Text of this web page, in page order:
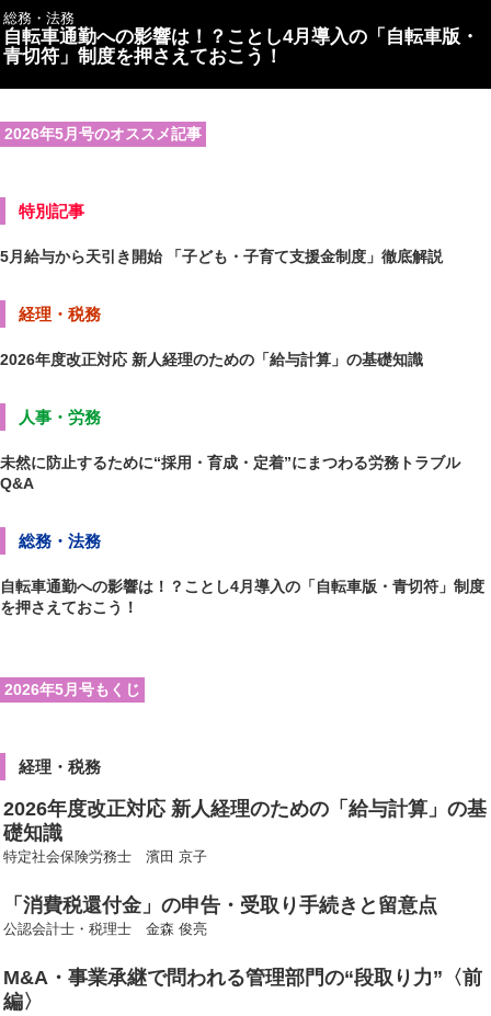
総務・法務
自転車通勤への影響は！？ことし4月導入の「自転車版・
青切符」制度を押さえておこう！
2026年5月号のオススメ記事
特別記事
5月給与から天引き開始 「子ども・子育て支援金制度」徹底解説
経理・税務
2026年度改正対応 新人経理のための「給与計算」の基礎知識
人事・労務
未然に防止するために“採用・育成・定着”にまつわる労務トラブル
Q&A
総務・法務
自転車通勤への影響は！？ことし4月導入の「自転車版・青切符」制度
を押さえておこう！
2026年5月号もくじ
経理・税務
2026年度改正対応 新人経理のための「給与計算」の基
礎知識
特定社会保険労務士 濱田 京子
「消費税還付金」の申告・受取り手続きと留意点
公認会計士・税理士 金森 俊亮
M&A・事業承継で問われる管理部門の“段取り力”〈前
編〉